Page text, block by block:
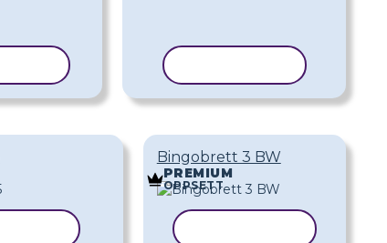
Bingobrett 3 BW
PREMIUM
OPPSETT